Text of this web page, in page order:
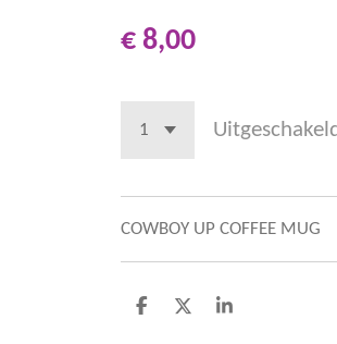
€ 8,00
COWBOY UP COFFEE MUG
D
D
S